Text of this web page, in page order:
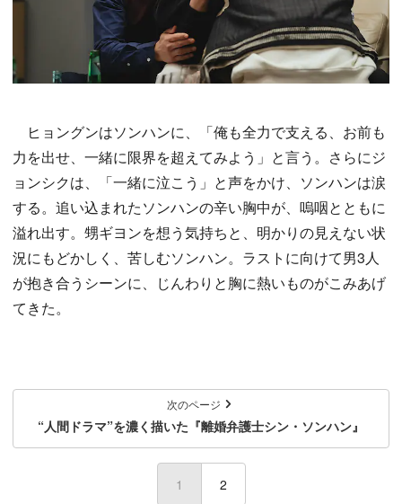
ヒョングンはソンハンに、「俺も全力で支える、お前も
力を出せ、一緒に限界を超えてみよう」と言う。さらにジ
ョンシクは、「一緒に泣こう」と声をかけ、ソンハンは涙
する。追い込まれたソンハンの辛い胸中が、嗚咽とともに
溢れ出す。甥ギヨンを想う気持ちと、明かりの見えない状
況にもどかしく、苦しむソンハン。ラストに向けて男3人
が抱き合うシーンに、じんわりと胸に熱いものがこみあげ
てきた。
次のページ
“人間ドラマ”を濃く描いた『離婚弁護士シン・ソンハン』
1 (current)
2